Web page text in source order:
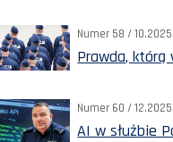
Numer 58 /
Prawda,
Numer 60 /
AI w służbie